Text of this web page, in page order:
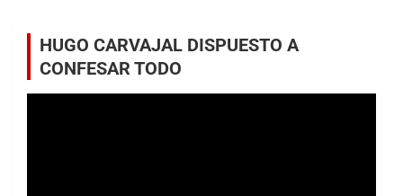
HUGO CARVAJAL DISPUESTO A
CONFESAR TODO